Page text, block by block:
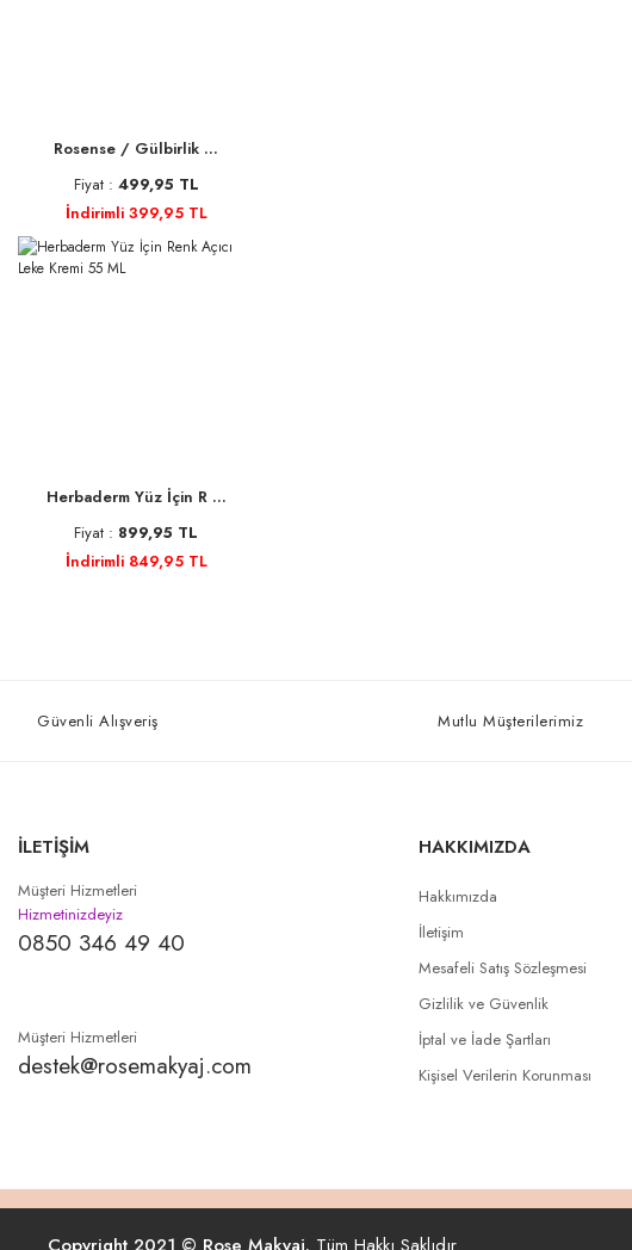
Rosense / Gülbirlik ...
Fiyat : 499,95 TL
İndirimli 399,95 TL
Herbaderm Yüz İçin R ...
Fiyat : 899,95 TL
İndirimli 849,95 TL
Güvenli Alışveriş Mutlu Müşterilerimiz
İLETİŞİM
Müşteri Hizmetleri
Hizmetinizdeyiz
0850 346 49 40
Müşteri Hizmetleri
destek@rosemakyaj.com
HAKKIMIZDA
Hakkımızda
İletişim
Mesafeli Satış Sözleşmesi
Gizlilik ve Güvenlik
İptal ve İade Şartları
Kişisel Verilerin Korunması